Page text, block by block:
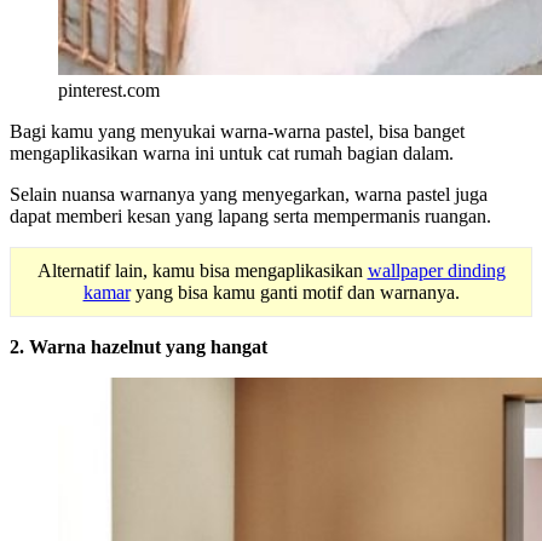
pinterest.com
Bagi kamu yang menyukai warna-warna pastel, bisa banget
mengaplikasikan warna ini untuk cat rumah bagian dalam.
Selain nuansa warnanya yang menyegarkan, warna pastel juga
dapat memberi kesan yang lapang serta mempermanis ruangan.
Alternatif lain, kamu bisa mengaplikasikan wallpaper dinding
kamaryang bisa kamu ganti motif dan warnanya.
2. Warna hazelnut yang hangat